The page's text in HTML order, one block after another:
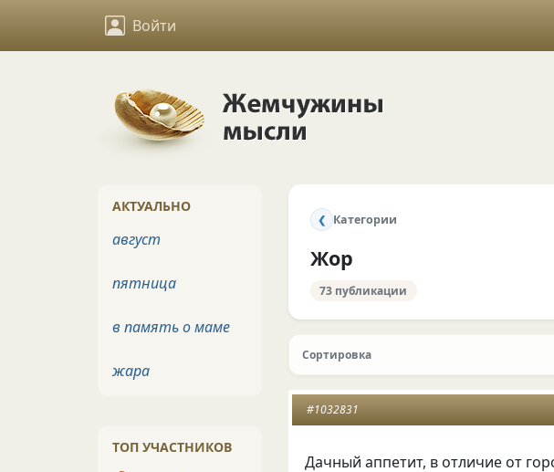
Войти
❮ Категории
Жор
73 публикации
Сортировка
#1032831
Дачный аппетит, в отличие от
АКТУАЛЬНО
август
пятница
в память о маме
жара
ТОП УЧАСТНИКОВ